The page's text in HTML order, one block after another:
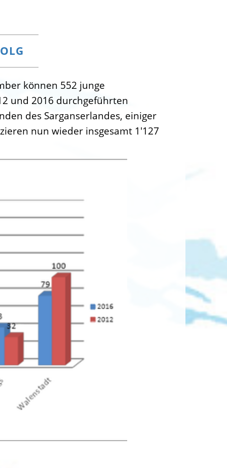
können 552 junge
und 2016 durchgeführten
des Sarganserlandes, einiger
nun wieder insgesamt 1'127